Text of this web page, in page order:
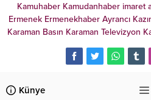
Kamuhaber Kamudanhaber imaret
Ermenek Ermenekhaber Ayrancı
Karaman Basın Karaman Televizyon
Künye